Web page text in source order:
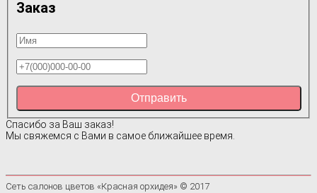
Заказ
Отправить
Спасибо за Ваш заказ!
Мы свяжемся с Вами в самое ближайшее время.
Сеть салонов цветов «Красная орхидея» © 2017